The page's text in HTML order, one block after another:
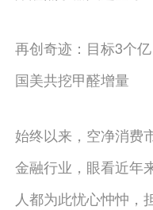
再创奇迹：目标3个
国美共挖甲醛增量
始终以来，空净消费
金融行业，眼看近年
人都为此忧心忡忡，